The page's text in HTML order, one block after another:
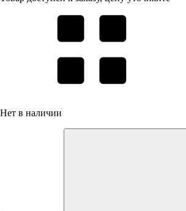
Нет в наличии